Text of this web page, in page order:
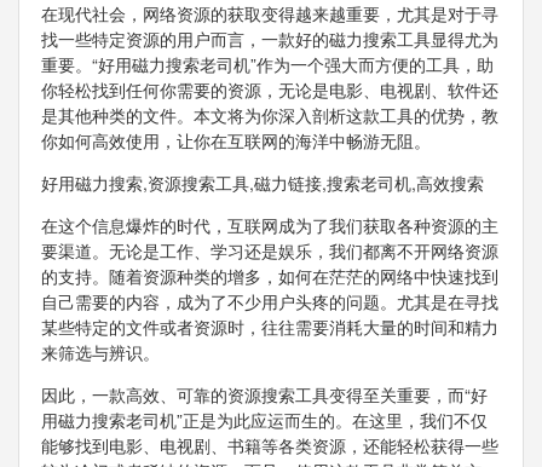
在现代社会，网络资源的获取变得越来越重要，尤其是对于寻
找一些特定资源的用户而言，一款好的磁力搜索工具显得尤为
重要。“好用磁力搜索老司机”作为一个强大而方便的工具，助
你轻松找到任何你需要的资源，无论是电影、电视剧、软件还
是其他种类的文件。本文将为你深入剖析这款工具的优势，教
你如何高效使用，让你在互联网的海洋中畅游无阻。
好用磁力搜索,资源搜索工具,磁力链接,搜索老司机,高效搜索
在这个信息爆炸的时代，互联网成为了我们获取各种资源的主
要渠道。无论是工作、学习还是娱乐，我们都离不开网络资源
的支持。随着资源种类的增多，如何在茫茫的网络中快速找到
自己需要的内容，成为了不少用户头疼的问题。尤其是在寻找
某些特定的文件或者资源时，往往需要消耗大量的时间和精力
来筛选与辨识。
因此，一款高效、可靠的资源搜索工具变得至关重要，而“好
用磁力搜索老司机”正是为此应运而生的。在这里，我们不仅
能够找到电影、电视剧、书籍等各类资源，还能轻松获得一些